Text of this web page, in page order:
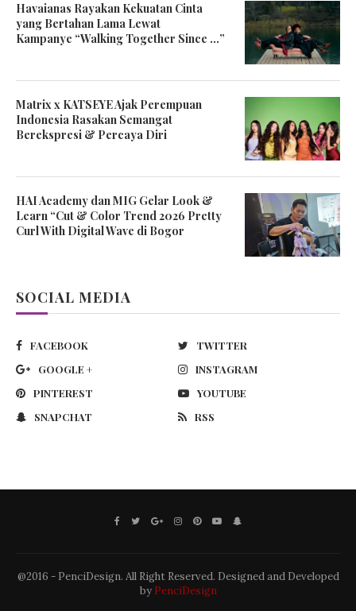
Havaianas Rayakan Kekuatan Cinta
yang Bertahan Lama Lewat
Kampanye “Walking Together Since …”
Matrix x KATSEYE Ajak Perempuan
Indonesia Rasakan Semangat
Berekspresi & Percaya Diri
HAI Academy dan MIG Gelar Look &
Learn “Cut & Color Trend 2026 Pretty
Curl With Digital Wave di Bogor
SOCIAL MEDIA
FACEBOOK
TWITTER
GOOGLE +
INSTAGRAM
PINTEREST
YOUTUBE
SNAPCHAT
RSS
@2016 - PenciDesign. All Right Reserved. Designed and Developed
by PenciDesign